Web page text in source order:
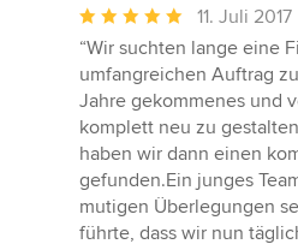
Durchschnittliche
Bewertung:
5
von
5
Sternen
11. Juli 2017
“Wir suchten lange eine
umfangreichen Auftrag
Jahre gekommenes und
komplett neu zu
haben wir dann einen
gefunden.Ein junges
mutigen Überlegungen
führte, dass wir nun